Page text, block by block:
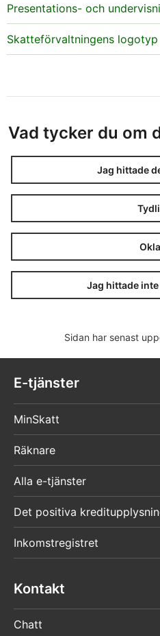
Presentations- och
Skatteförvaltningens logotyp
Vad tycker du om
Jag hittade
Jag hittade
Sidan har senast
E-tjänster
MinSkatt
Räknare
Alla e-tjänster
Det positiva
Inkomstregistret
Kontakt
Chatt